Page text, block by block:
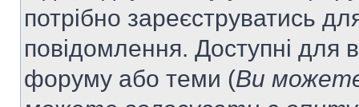
потрібно зареєструватись
повідомлення. Доступні для
форуму або теми (Ви